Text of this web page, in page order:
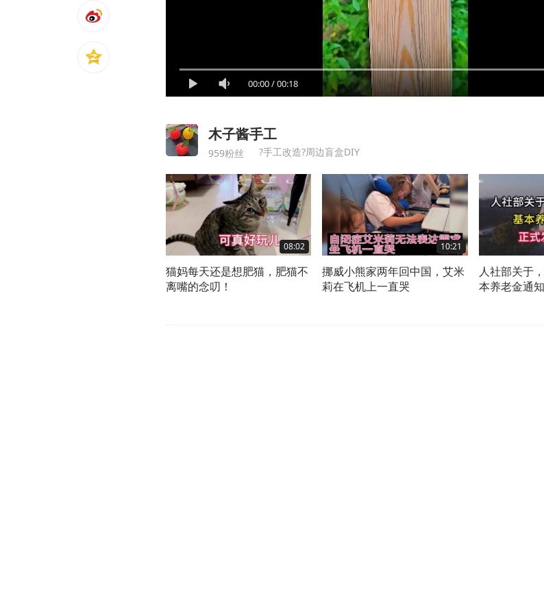
00:00/00:18
木子酱手工
959粉丝 ?手工改造?周边盲盒DIY
08:02
猫妈每天还是想肥猫，肥猫不
离嘴的念叨！
10:21
挪威小熊家两年回中国，艾米
莉在飞机上一直哭
人社部关于
本养老金通